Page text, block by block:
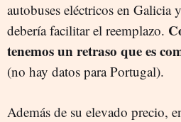
autobuses eléctricos en Galicia
debería facilitar el reemplazo.
tenemos un retraso que es
(no hay datos para Portugal).
Además de su elevado precio,